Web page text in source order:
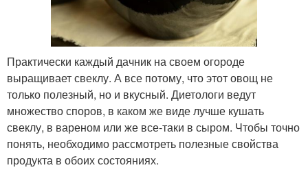
Практически каждый дачник на своем огороде
выращивает свеклу. А все потому, что этот овощ не
только полезный, но и вкусный. Диетологи ведут
множество споров, в каком же виде лучше кушать
свеклу, в вареном или же все-таки в сыром. Чтобы точно
понять, необходимо рассмотреть полезные свойства
продукта в обоих состояниях.